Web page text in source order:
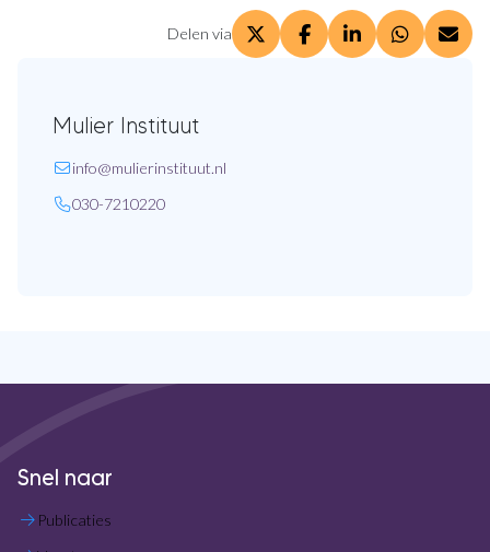
Delen via Deel via X. opent in een
Deel via Facebook.
Deel viaDeel via
Mulier Instituut
E-mail:
info@mulierinstituut.nl
Telefoon:
030-7210220
Snel naar
Publicaties